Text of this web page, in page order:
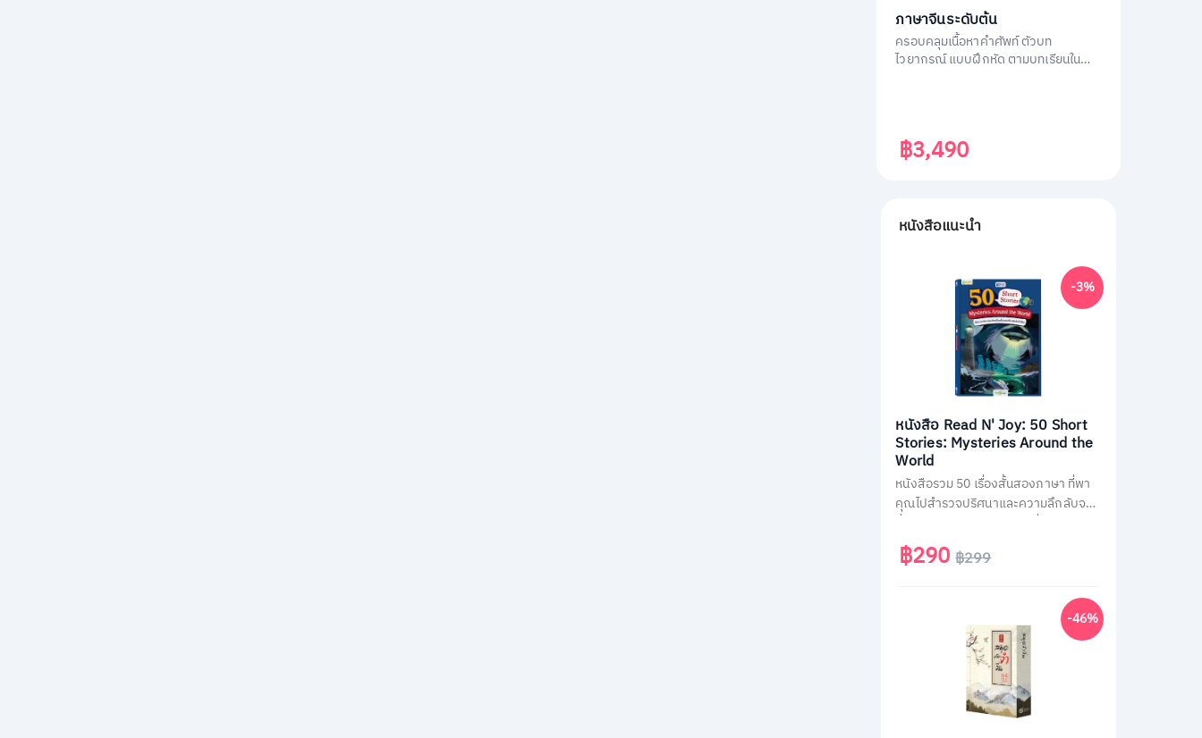
ภาษาจีนระดับต้น
ครอบคลุมเนื้อหาคำศัพท์ ตัวบท
ไวยากรณ์ แบบฝึกหัด ตามบทเรียนใน
฿3,490
หนังสือแนะนำ
หนังสือ Read N' Joy: 50 Short
Stories: Mysteries Around the
World
หนังสือรวม 50 เรื่องสั้นสองภาษา ที่พา
คุณไปสำรวจปริศนาและความลึกลับจาก
และสามเหลี่ยมเบอร์มิวด้า อ่านง่าย จบใน
หน้าเดียว พร้อม QR Code ฟังเสียง
1,500 คำ ช่วยพัฒนาทักษะอ่าน-ฟัง
ภาษาอังกฤษได้อย่างสนุกสนาน เหมาะ
สำหรับผู้ที่ชอบเรื่องลึกลับและต้องการ
ฝึกภาษาในเวลาเดียวกัน
-3%
฿290฿299
-46%